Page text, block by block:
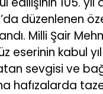
düzenlenen
Milli Şair
eserinin kabul yıl
sevgisi ve
hafızalarda